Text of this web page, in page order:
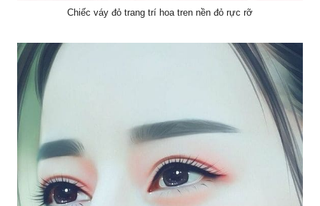
Chiếc váy đỏ trang trí hoa tren nền đỏ rực rỡ